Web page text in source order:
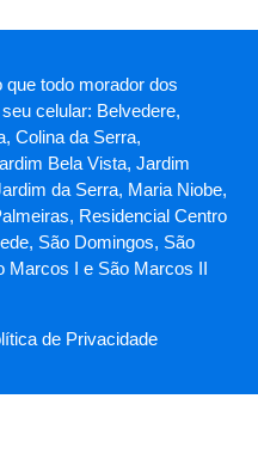
todo morador dos
celular: Belvedere,
Colina da Serra,
Bela Vista, Jardim
da Serra, Maria Niobe,
Residencial Centro
São Domingos, São
Marcos I e São Marcos II
de Privacidade